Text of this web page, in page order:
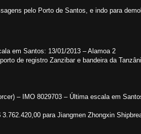
pelo Porto de Santos, e indo para
em Santos: 13/01/2013 – Alamoa 2
de registro Zanzibar e bandeira da
– IMO 8029703 – Última escala em
para Jiangmen Zhongxin